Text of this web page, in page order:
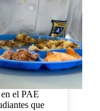
el PAE
que